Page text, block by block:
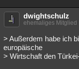
dwightschulz
ehemaliges Mitglied
> Außerdem habe ich
europäische
> Wirtschaft den